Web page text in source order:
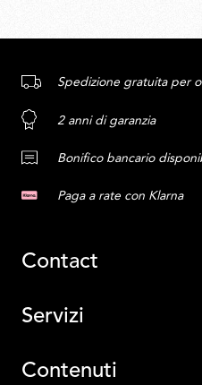
Spedizione gratuita per
2 anni di garanzia
Bonifico bancario
Paga a rate con Klarna
Contact
Servizi
Contenuti